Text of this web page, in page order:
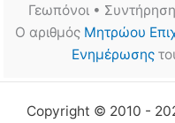
Γεωπόνοι •
Ο αριθμός Μητρώου
Ενημέρωσης
Copyright © 2010 -